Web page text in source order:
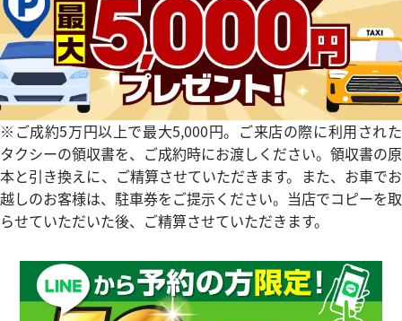
※ご成約5万円以上で最大5,000円。ご来店の際に利用された
タクシーの領収書を、ご成約時にお渡しください。領収書の原
本と引き換えに、ご精算させていただきます。また、お車でお
越しのお客様は、駐車券をご提示ください。当店でコピーを取
らせていただいた後、ご精算させていただきます。